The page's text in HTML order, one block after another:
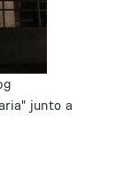
junto a